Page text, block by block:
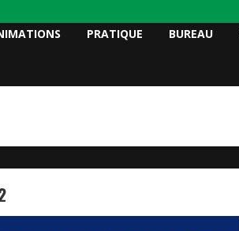
PRATIQUE BUREAU